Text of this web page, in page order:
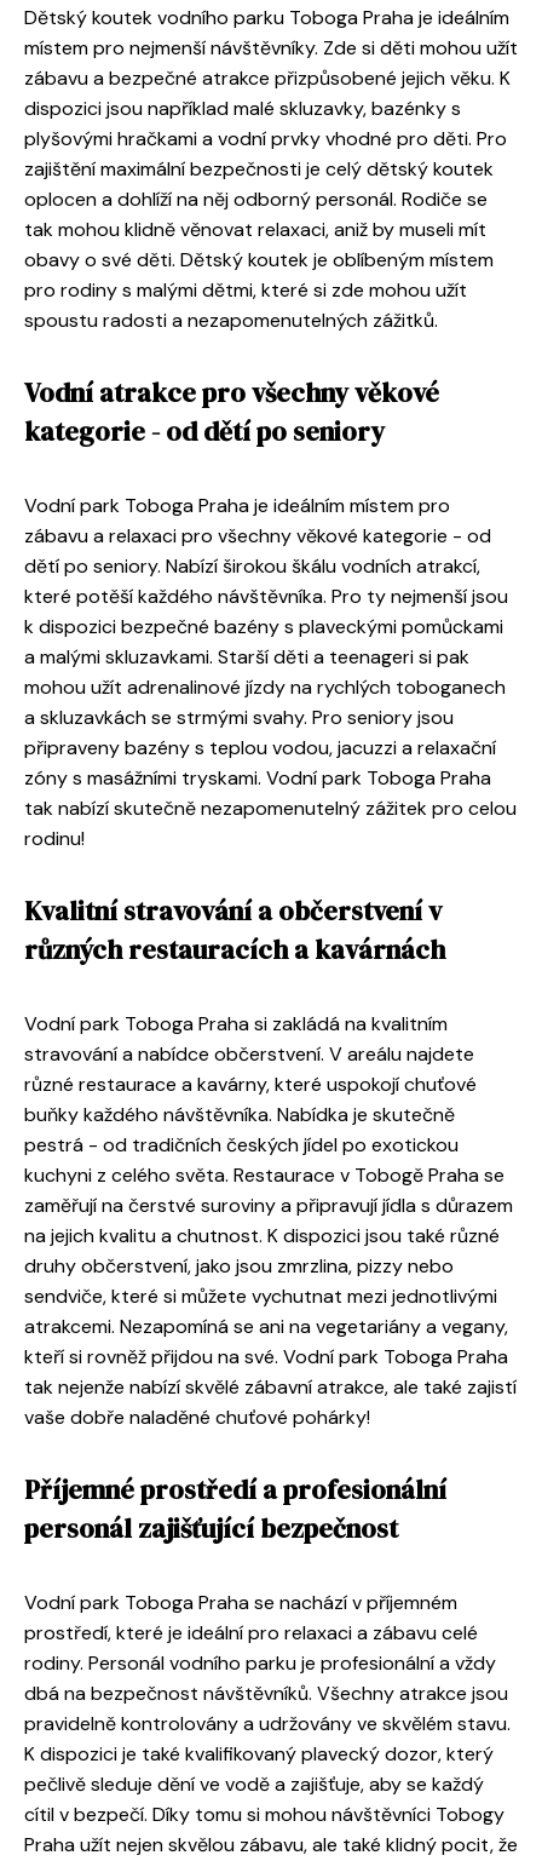
Dětský koutek vodního parku Toboga Praha je ideálním
místem pro nejmenší návštěvníky. Zde si děti mohou užít
zábavu a bezpečné atrakce přizpůsobené jejich věku. K
dispozici jsou například malé skluzavky, bazénky s
plyšovými hračkami a vodní prvky vhodné pro děti. Pro
zajištění maximální bezpečnosti je celý dětský koutek
oplocen a dohlíží na něj odborný personál. Rodiče se
tak mohou klidně věnovat relaxaci, aniž by museli mít
obavy o své děti. Dětský koutek je oblíbeným místem
pro rodiny s malými dětmi, které si zde mohou užít
spoustu radosti a nezapomenutelných zážitků.
Vodní atrakce pro všechny věkové
kategorie - od dětí po seniory
Vodní park Toboga Praha je ideálním místem pro
zábavu a relaxaci pro všechny věkové kategorie - od
dětí po seniory. Nabízí širokou škálu vodních atrakcí,
které potěší každého návštěvníka. Pro ty nejmenší jsou
k dispozici bezpečné bazény s plaveckými pomůckami
a malými skluzavkami. Starší děti a teenageri si pak
mohou užít adrenalinové jízdy na rychlých toboganech
a skluzavkách se strmými svahy. Pro seniory jsou
připraveny bazény s teplou vodou, jacuzzi a relaxační
zóny s masážními tryskami. Vodní park Toboga Praha
tak nabízí skutečně nezapomenutelný zážitek pro celou
rodinu!
Kvalitní stravování a občerstvení v
různých restauracích a kavárnách
Vodní park Toboga Praha si zakládá na kvalitním
stravování a nabídce občerstvení. V areálu najdete
různé restaurace a kavárny, které uspokojí chuťové
buňky každého návštěvníka. Nabídka je skutečně
pestrá - od tradičních českých jídel po exotickou
kuchyni z celého světa. Restaurace v Tobogě Praha se
zaměřují na čerstvé suroviny a připravují jídla s důrazem
na jejich kvalitu a chutnost. K dispozici jsou také různé
druhy občerstvení, jako jsou zmrzlina, pizzy nebo
sendviče, které si můžete vychutnat mezi jednotlivými
atrakcemi. Nezapomíná se ani na vegetariány a vegany,
kteří si rovněž přijdou na své. Vodní park Toboga Praha
tak nejenže nabízí skvělé zábavní atrakce, ale také zajistí
vaše dobře naladěné chuťové pohárky!
Příjemné prostředí a profesionální
personál zajišťující bezpečnost
Vodní park Toboga Praha se nachází v příjemném
prostředí, které je ideální pro relaxaci a zábavu celé
rodiny. Personál vodního parku je profesionální a vždy
dbá na bezpečnost návštěvníků. Všechny atrakce jsou
pravidelně kontrolovány a udržovány ve skvělém stavu.
K dispozici je také kvalifikovaný plavecký dozor, který
pečlivě sleduje dění ve vodě a zajišťuje, aby se každý
cítil v bezpečí. Díky tomu si mohou návštěvníci Tobogy
Praha užít nejen skvělou zábavu, ale také klidný pocit, že